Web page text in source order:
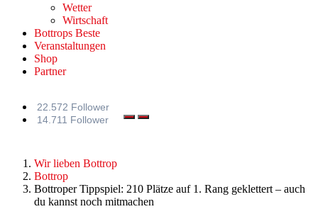
Wetter
Wirtschaft
Bottrops Beste
Veranstaltungen
Shop
Partner
22.572 Follower
14.711 Follower
Wir lieben Bottrop
Bottrop
Bottroper Tippspiel: 210 Plätze auf 1. Rang geklettert – auch
du kannst noch mitmachen